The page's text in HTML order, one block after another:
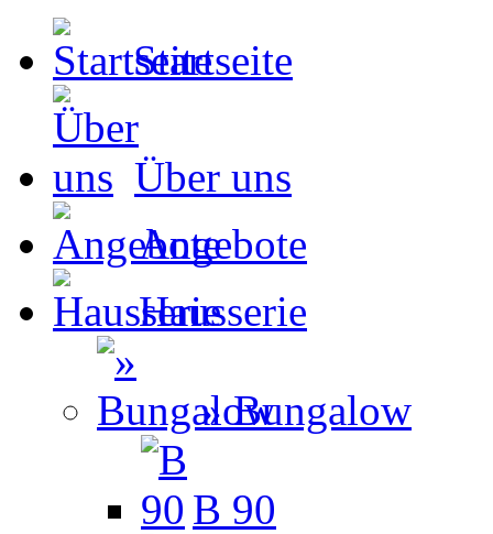
Startseite
Über uns
Angebote
Hausserie
» Bungalow
B 90